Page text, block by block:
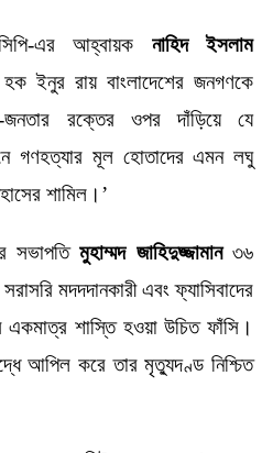
এর আহ্বায়ক নাহিদ ইসলাম
হক ইনুর রায় বাংলাদেশের জনগণকে
জনতার রক্তের ওপর দাঁড়িয়ে যে
গণহত্যার মূল হোতাদের এমন লঘু
শামিল।’
সভাপতিমুহাম্মদ জাহিদুজ্জামান৩৬
মদদদানকারী এবং ফ্যাসিবাদের
শাস্তি হওয়া উচিত ফাঁসি।
আপিল করে তার মৃত্যুদণ্ড নিশ্চিত